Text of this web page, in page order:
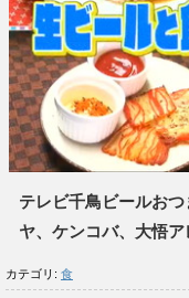
テレビ千鳥ビールお
ヤ、ケンコバ、大悟ア
カテゴリ: 食